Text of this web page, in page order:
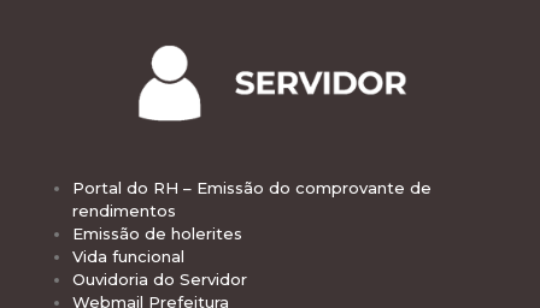
Portal do RH – Emissão do comprovante de
rendimentos
Emissão de holerites
Vida funcional
Ouvidoria do Servidor
Webmail Prefeitura